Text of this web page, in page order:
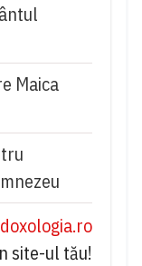
Maica
doxologia.ro
site-ul tău!